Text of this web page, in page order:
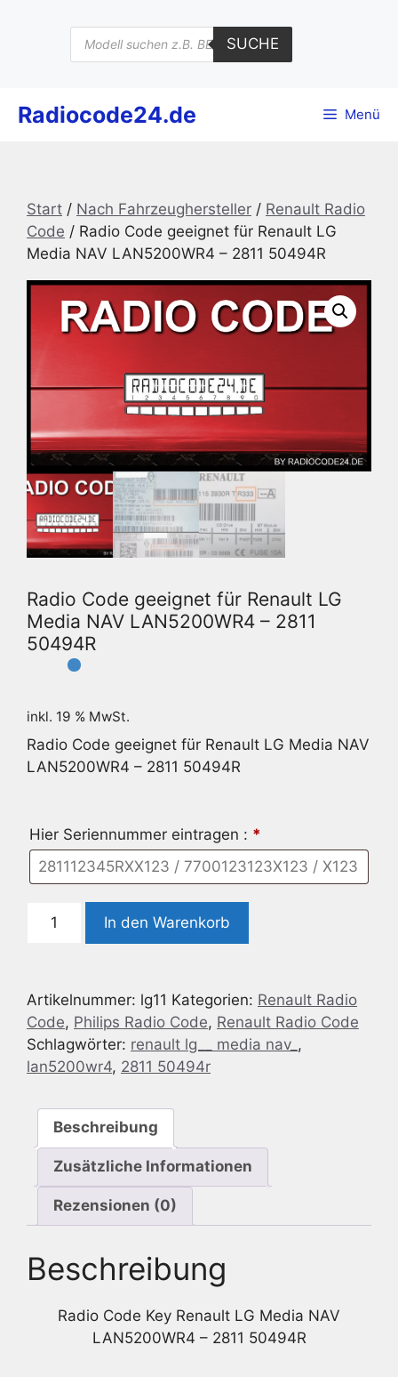
Products
search
SUCHE
Radiocode24.de Menü
Start / Nach Fahrzeughersteller / Renault Radio
Code / Radio Code geeignet für Renault LG
Media NAV LAN5200WR4 – 2811 50494R
Radio Code geeignet für Renault LG
Media NAV LAN5200WR4 – 2811
50494R
inkl. 19 % MwSt.
Radio Code geeignet für Renault LG Media NAV
LAN5200WR4 – 2811 50494R
Hier Seriennummer eintragen : *
Code
Renault
LG
Media
NAV
2811
50494R
In den Warenkorb
Artikelnummer: lg11 Kategorien: Renault Radio
Code, Philips Radio Code, Renault Radio Code
Schlagwörter: renault lg__ media nav_ ,
lan5200wr4, 2811 50494r
Beschreibung
Zusätzliche Informationen
Rezensionen (0)
Beschreibung
Radio Code Key Renault LG Media NAV
LAN5200WR4 – 2811 50494R